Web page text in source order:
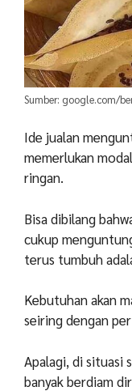
Sumber: google.com/
Ide jualan
memerlukan
ringan.
Bisa dibilang
cukup
terus tumbuh
Kebutuhan akan
seiring dengan
Apalagi, di
banyak berdiam